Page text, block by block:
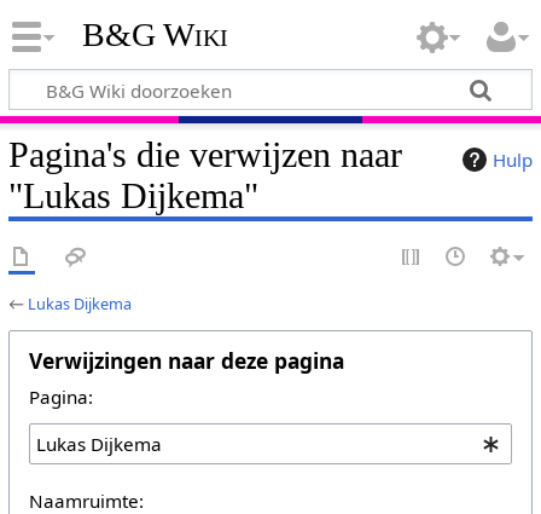
B&G Wiki
Hulp
Pagina's die verwijzen naar
"Lukas Dijkema"
← Lukas Dijkema
Verwijzingen naar deze pagina
Pagina:
Naamruimte: